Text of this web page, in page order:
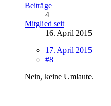
Beiträge
4
Mitglied seit
16. April 2015
17. April 2015
#8
Nein, keine Umlaute.